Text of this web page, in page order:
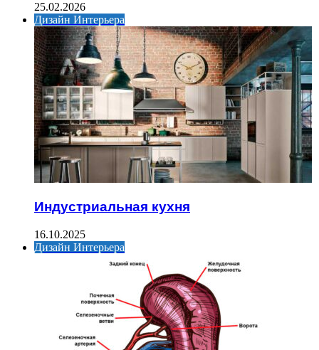
25.02.2026
Дизайн Интерьера
Индустриальная кухня
16.10.2025
Дизайн Интерьера